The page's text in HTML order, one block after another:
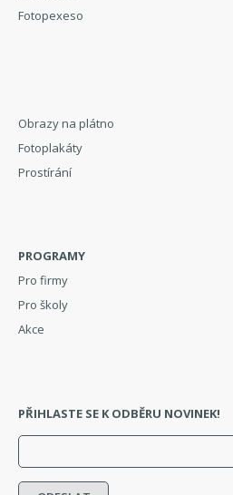
Fotopexeso
Obrazy na plátno
Fotoplakáty
Prostírání
PROGRAMY
Pro firmy
Pro školy
Akce
PŘIHLASTE SE K ODBĚRU NOVINEK!